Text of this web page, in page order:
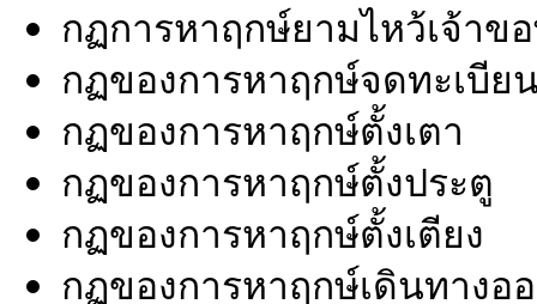
กฏการหาฤกษ์ยามไหว้เจ้าข
กฏของการหาฤกษ์จดทะเบีย
กฏของการหาฤกษ์ตั้งเตา
กฏของการหาฤกษ์ตั้งประตู
กฏของการหาฤกษ์ตั้งเตียง
กฏของการหาฤกษ์เดินทางอ